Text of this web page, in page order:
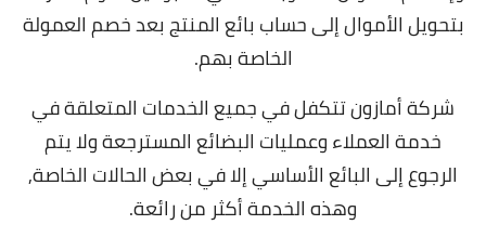
بتحويل الأموال إلى حساب بائع المنتج بعد خصم العمولة
الخاصة بهم.
شركة أمازون تتكفل في جميع الخدمات المتعلقة في
خدمة العملاء وعمليات البضائع المسترجعة ولا يتم
الرجوع إلى البائع الأساسي إلا في بعض الحالات الخاصة,
وهذه الخدمة أكثر من رائعة.